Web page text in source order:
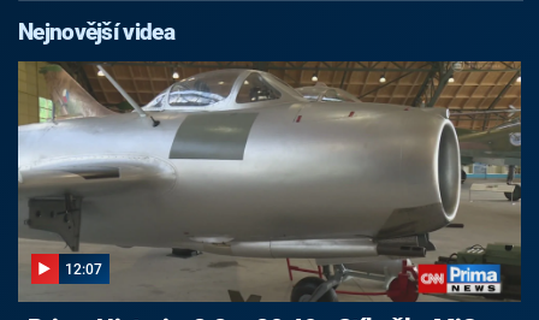
Nejnovější videa
12:07